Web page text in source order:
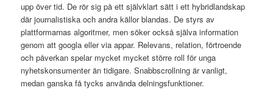
upp över tid. De rör sig på ett självklart sätt i ett hybridlandskap
där journalistiska och andra källor blandas. De styrs av
plattformarnas algoritmer, men söker också själva information
genom att googla eller via appar. Relevans, relation, förtroende
och påverkan spelar mycket mycket större roll för unga
nyhetskonsumenter än tidigare. Snabbscrollning är vanligt,
medan ganska få tycks använda delningsfunktioner.